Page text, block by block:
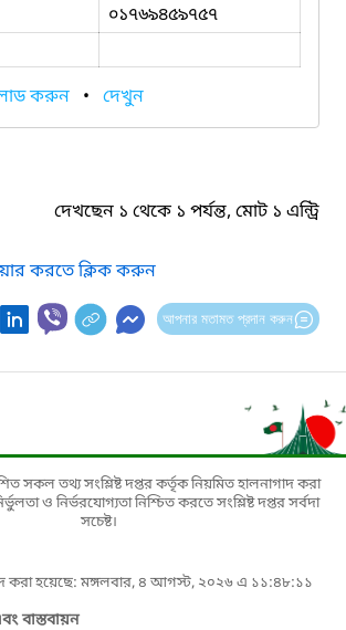
০১৭৬৯৪৫৯৭৫৭
করুন • দেখুন
দেখছেন ১ থেকে ১ পর্যন্ত, মোট ১ এন্ট্রি
করতে ক্লিক করুন
আপনার মতামত প্রদান করুন
সকল তথ্য সংশ্লিষ্ট দপ্তর কর্তৃক নিয়মিত হালনাগাদ করা
ও নির্ভরযোগ্যতা নিশ্চিত করতে সংশ্লিষ্ট দপ্তর সর্বদা
সচেষ্ট।
করা হয়েছে: মঙ্গলবার, ৪ আগস্ট, ২০২৬ এ ১১:৪৮:১১
বাস্তবায়ন